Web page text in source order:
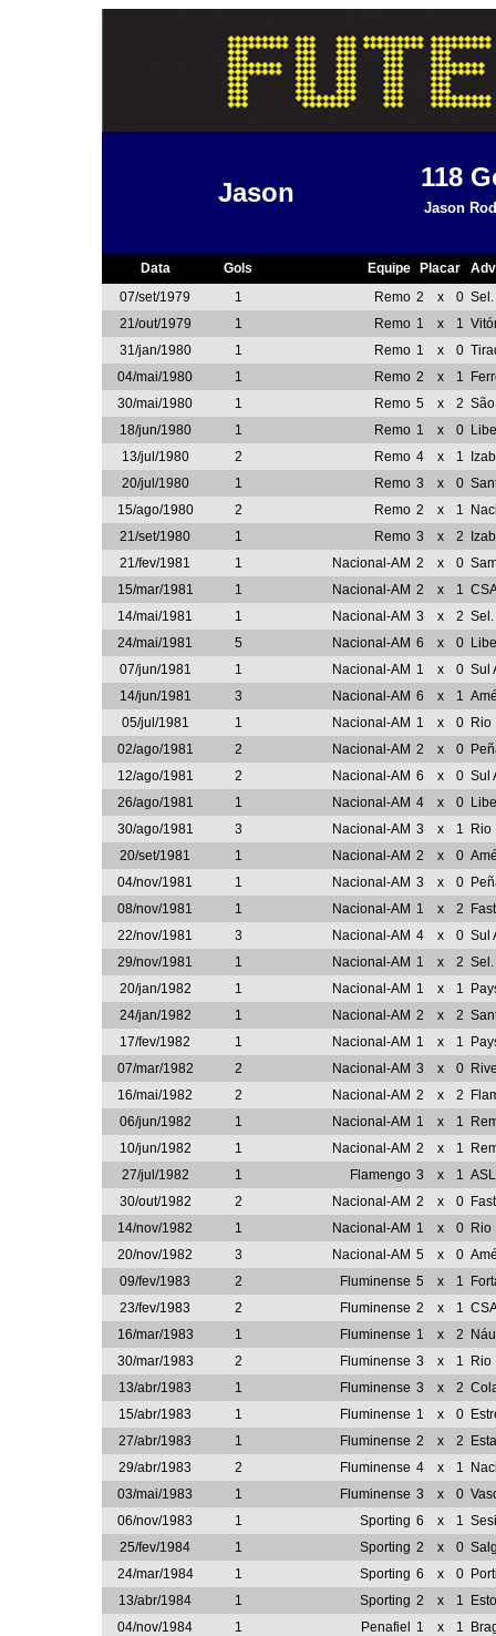
Jason
118
Jason
Data Gols Equipe Placar
07/set/1979
1 Remo 2 x 0
21/out/1979
1 Remo 1 x 1
31/jan/1980
1 Remo 1 x 0
04/mai/1980
1 Remo 2 x 1
30/mai/1980
1 Remo 5 x 2
18/jun/1980
1 Remo 1 x 0
13/jul/1980
2 Remo 4 x 1
20/jul/1980
1 Remo 3 x 0
15/ago/1980
2 Remo 2 x 1
21/set/1980
1 Remo 3 x 2
21/fev/1981
1 Nacional-AM 2 x 0
15/mar/1981
1 Nacional-AM 2 x 1
14/mai/1981
1 Nacional-AM 3 x 2 Sel.
24/mai/1981
5 Nacional-AM 6 x 0
07/jun/1981
1 Nacional-AM 1 x 0 Sul
14/jun/1981
3 Nacional-AM 6 x 1
05/jul/1981
1 Nacional-AM 1 x 0 Rio
02/ago/1981
2 Nacional-AM 2 x 0
12/ago/1981
2 Nacional-AM 6 x 0 Sul
26/ago/1981
1 Nacional-AM 4 x 0
30/ago/1981
3 Nacional-AM 3 x 1
Rio
20/set/1981
1 Nacional-AM 2 x 0
04/nov/1981
1 Nacional-AM 3 x 0
08/nov/1981
1 Nacional-AM 1 x 2
Fast
22/nov/1981
3 Nacional-AM 4 x 0 Sul
29/nov/1981
1 Nacional-AM 1 x 2 Sel.
20/jan/1982
1 Nacional-AM 1 x 1
24/jan/1982
1 Nacional-AM 2 x 2
17/fev/1982
1 Nacional-AM 1 x 1
07/mar/1982
2 Nacional-AM 3 x 0
16/mai/1982
2 Nacional-AM 2 x 2
06/jun/1982
1 Nacional-AM 1 x 1
10/jun/1982
1 Nacional-AM 2 x 1
27/jul/1982
1 Flamengo 3 x 1
30/out/1982
2 Nacional-AM 2 x 0 Fast
14/nov/1982
1 Nacional-AM 1 x 0 Rio
20/nov/1982
3 Nacional-AM 5 x 0
09/fev/1983
2 Fluminense 5 x 1
23/fev/1983
2 Fluminense 2 x 1
16/mar/1983
1 Fluminense 1 x 2
30/mar/1983
2 Fluminense 3 x 1
Rio
13/abr/1983
1 Fluminense 3 x 2
15/abr/1983
1 Fluminense 1 x 0
27/abr/1983
1 Fluminense 2 x 2
29/abr/1983
2 Fluminense 4 x 1
03/mai/1983
1 Fluminense 3 x 0
06/nov/1983
1 Sporting 6 x 1
25/fev/1984
1 Sporting 2 x 0
24/mar/1984
1 Sporting 6 x 0
13/abr/1984
1 Sporting 2 x 1
04/nov/1984
1 Penafiel 1 x 1